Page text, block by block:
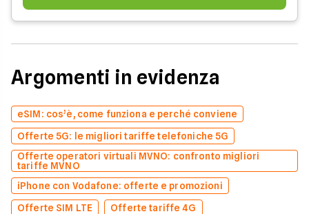
Argomenti in evidenza
eSIM: cos’è, come funziona e perché conviene
Offerte 5G: le migliori tariffe telefoniche 5G
Offerte operatori virtuali MVNO: confronto migliori
tariffe MVNO
iPhone con Vodafone: offerte e promozioni
Offerte SIM LTE
Offerte tariffe 4G